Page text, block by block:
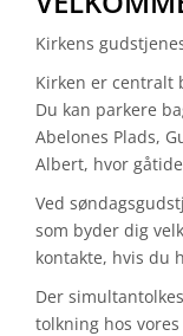
Kirkens
Kirken er centralt
Du kan parkere
Abelones Plads,
Albert, hvor
Ved
som byder dig
kontakte, hvis du
Der
tolkning hos